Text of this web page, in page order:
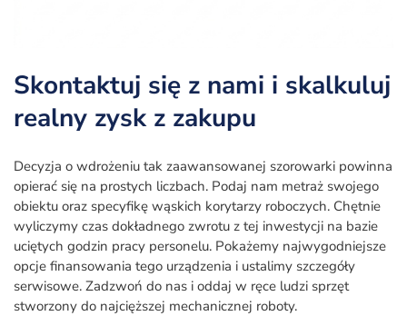
Skontaktuj się z nami i skalkuluj
realny zysk z zakupu
Decyzja o wdrożeniu tak zaawansowanej szorowarki powinna
opierać się na prostych liczbach. Podaj nam metraż swojego
obiektu oraz specyfikę wąskich korytarzy roboczych. Chętnie
wyliczymy czas dokładnego zwrotu z tej inwestycji na bazie
uciętych godzin pracy personelu. Pokażemy najwygodniejsze
opcje finansowania tego urządzenia i ustalimy szczegóły
serwisowe. Zadzwoń do nas i oddaj w ręce ludzi sprzęt
stworzony do najcięższej mechanicznej roboty.